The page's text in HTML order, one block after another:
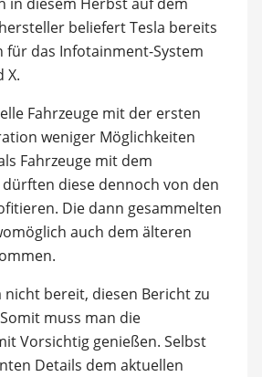
beliefert Tesla bereits
für das Infotainment-System
X.
Fahrzeuge mit der ersten
weniger Möglichkeiten
Fahrzeuge mit dem
diese dennoch von den
Die dann gesammelten
auch dem älteren
nicht bereit, diesen Bericht zu
muss man die
Vorsichtig genießen. Selbst
Details dem aktuellen